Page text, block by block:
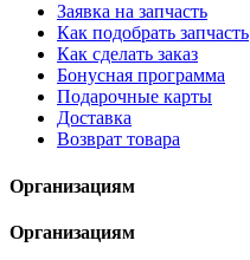
Заявка на запчасть
Как подобрать запчасть
Как сделать заказ
Бонусная программа
Подарочные карты
Доставка
Возврат товара
Организациям
Организациям